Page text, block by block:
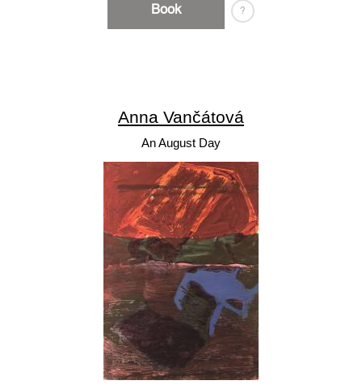
Book ?
Anna Vančátová
An August Day